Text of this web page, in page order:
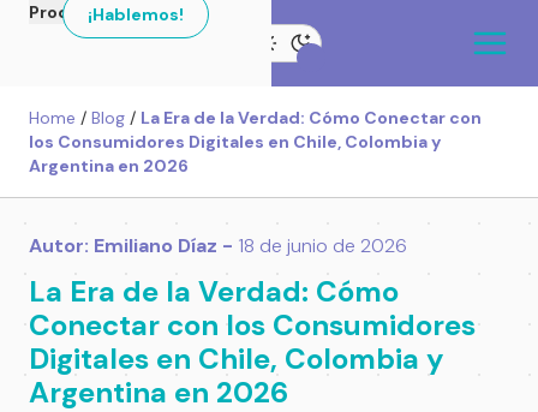
Productos¡Hablemos!
Home / Blog / La Era de la Verdad: Cómo Conectar con
los Consumidores Digitales en Chile, Colombia y
Argentina en 2026
Autor: Emiliano Díaz - 18 de junio de 2026
La Era de la Verdad: Cómo
Conectar con los Consumidores
Digitales en Chile, Colombia y
Argentina en 2026